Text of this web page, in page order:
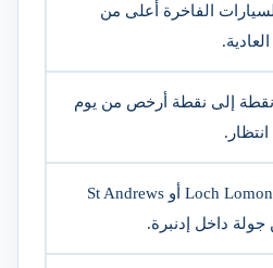
الفاخرة أعلى من
إلى نقطة أرخص من يوم
رحلات Loch Lomond أو St Andrews
جولة داخل إدنبرة.